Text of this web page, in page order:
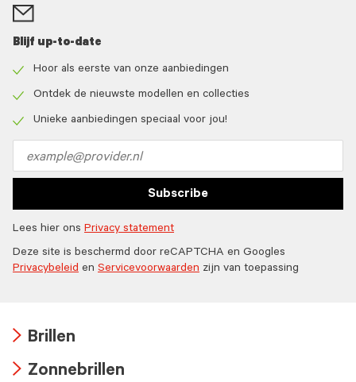
Blijf up-to-date
icon
Hoor als eerste van onze aanbiedingen
icon
Ontdek de nieuwste modellen en collecties
Unieke aanbiedingen speciaal voor jou!
address
Subscribe
Lees hier ons Privacy statement
Deze site is beschermd door reCAPTCHA en Googles
Privacybeleid en Servicevoorwaarden zijn van toepassing
icon
Brillen
Zonnebrillen